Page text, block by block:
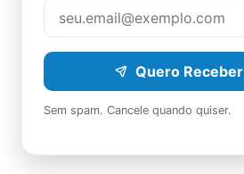
Quero Receber
Sem spam. Cancele quando quiser.